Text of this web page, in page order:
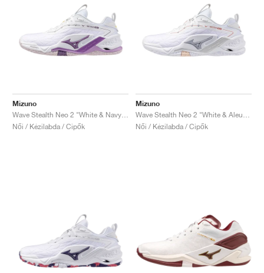
Mizuno
Női / Kézilabda / Cipők
Mizuno
Női / Kézilabda / Cipők